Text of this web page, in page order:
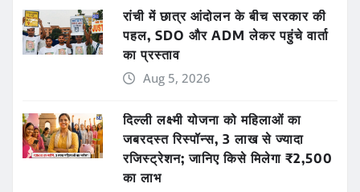
रांची में छात्र आंदोलन के बीच सरकार की
पहल, SDO और ADM लेकर पहुंचे वार्ता
का प्रस्ताव
Aug 5, 2026
दिल्ली लक्ष्मी योजना को महिलाओं का
जबरदस्त रिस्पॉन्स, 3 लाख से ज्यादा
रजिस्ट्रेशन; जानिए किसे मिलेगा ₹2,500
का लाभ